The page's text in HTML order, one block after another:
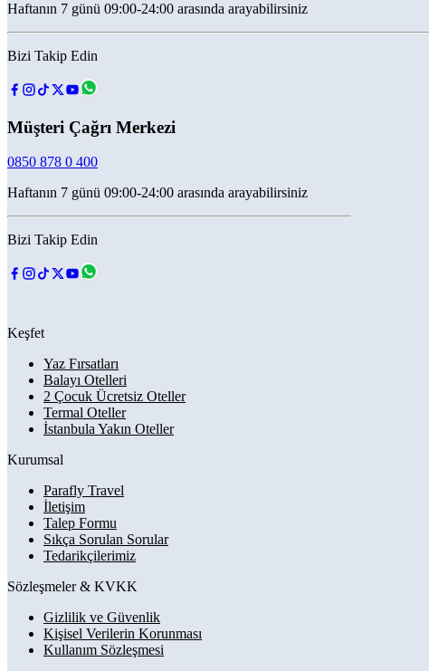
Haftanın 7 günü 09:00-24:00 arasında arayabilirsiniz
Bizi Takip Edin
Müşteri Çağrı Merkezi
0850 878 0 400
Haftanın 7 günü 09:00-24:00 arasında arayabilirsiniz
Bizi Takip Edin
Keşfet
Yaz Fırsatları
Balayı Otelleri
2 Çocuk Ücretsiz Oteller
Termal Oteller
İstanbula Yakın Oteller
Kurumsal
Parafly Travel
İletişim
Talep Formu
Sıkça Sorulan Sorular
Tedarikçilerimiz
Sözleşmeler & KVKK
Gizlilik ve Güvenlik
Kişisel Verilerin Korunması
Kullanım Sözleşmesi